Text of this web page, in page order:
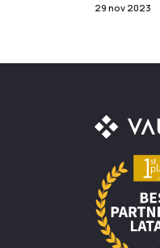
29 nov 2023